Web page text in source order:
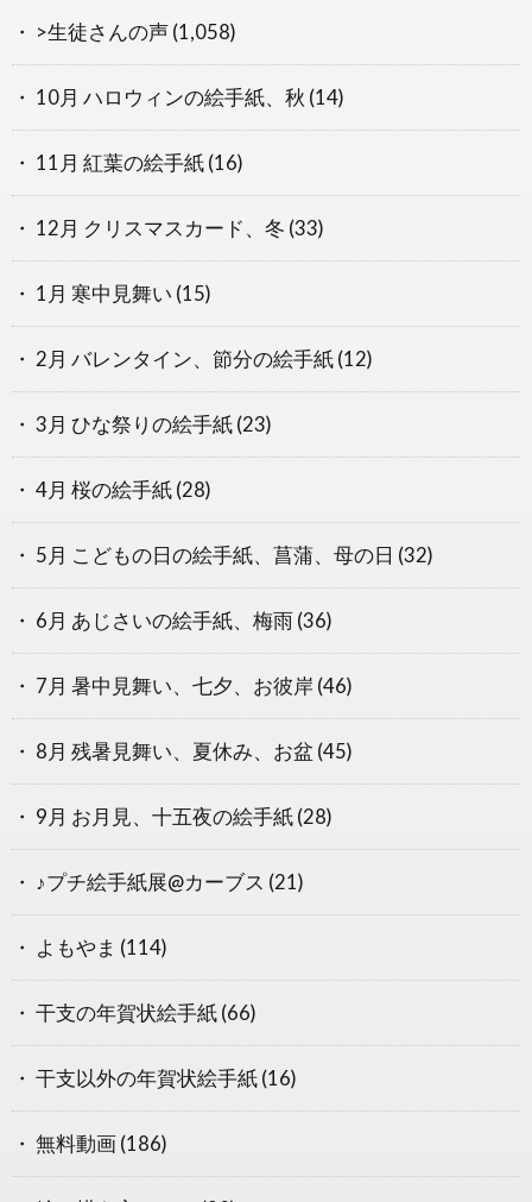
>生徒さんの声 (1,058)
10月 ハロウィンの絵手紙、秋 (14)
11月 紅葉の絵手紙 (16)
12月 クリスマスカード、冬 (33)
1月 寒中見舞い (15)
2月 バレンタイン、節分の絵手紙 (12)
3月 ひな祭りの絵手紙 (23)
4月 桜の絵手紙 (28)
5月 こどもの日の絵手紙、菖蒲、母の日 (32)
6月 あじさいの絵手紙、梅雨 (36)
7月 暑中見舞い、七夕、お彼岸 (46)
8月 残暑見舞い、夏休み、お盆 (45)
9月 お月見、十五夜の絵手紙 (28)
♪プチ絵手紙展@カーブス (21)
よもやま (114)
干支の年賀状絵手紙 (66)
干支以外の年賀状絵手紙 (16)
無料動画 (186)